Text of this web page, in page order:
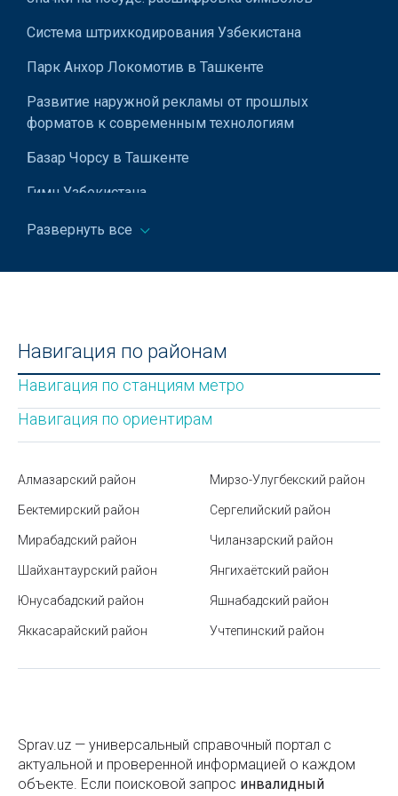
Оптика
Оптовая торговля
Оптово-розничная торговля
Отделочные материалы для бассейнов
Палатки
Пиротехника
Письменные принадлежности
Пластилин
Подгузники
Подростковая одежда
Полиэтиленовые изделия
Полиэтиленовые сетки
Полотенцесушители
Посуда
Промышленная бумага
Система штрихкодирования Узбекистана
Парк Анхор Локомотив в Ташкенте
Развитие наружной рекламы от прошлых
форматов к современным технологиям
Базар Чорсу в Ташкенте
Гимн Узбекистана
Мавзолей Зангиата в Ташкенте
Флаг Узбекистана
Автобусные маршруты Ташкента
Гербы и флаги стран мира
Как интегрировать 1С: Бухгалтерия с другими
системами учета
Станция метро Айбек
Правила пользования лифтом: безопасность,
этикет и комфорт
Штрафы за нарушение ПДД в Узбекистане
Нужны ли батареи, если есть отопление теплым
Станция метро Тинчлик
Развернуть все
Навигация по районам
Навигация по станциям метро
Навигация по ориентирам
Алмазарский район
Бектемирский район
Мирабадский район
Мирзо-Улугбекский район
Сергелийский район
Чиланзарский район
Шайхантаурский район
Юнусабадский район
Яккасарайский район
Янгихаётский район
Яшнабадский район
Учтепинский район
Sprav.uz — универсальный справочный портал с
актуальной и проверенной информацией о каждом
объекте. Если поисковой запроc инвалидный